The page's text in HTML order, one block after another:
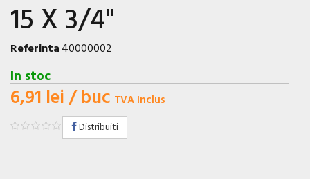
15 X 3/4''
Referinta40000002
In stoc
6,91 lei/ buc TVA Inclus
Distribuiti